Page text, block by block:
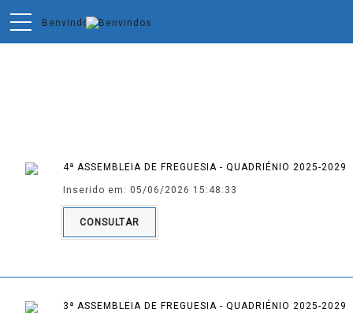
4ª ASSEMBLEIA DE FREGUESIA - QUADRIÉNIO 2025-2029
Inserido em: 05/06/2026 15:48:33
CONSULTAR
3ª ASSEMBLEIA DE FREGUESIA - QUADRIÉNIO 2025-2029